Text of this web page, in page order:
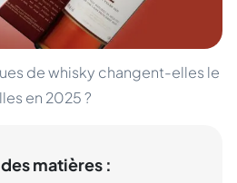
de whisky changent-elles le
en 2025 ?
matières :